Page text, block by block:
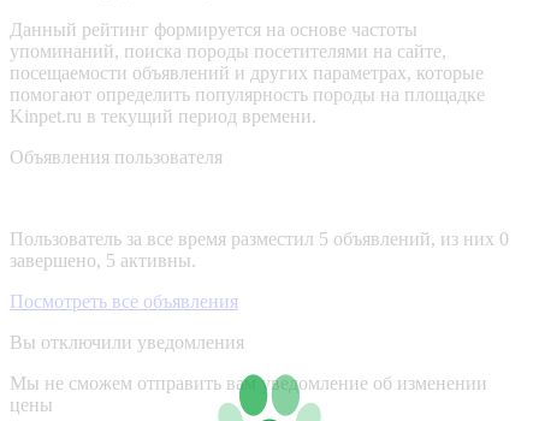
Данный рейтинг формируется на основе частоты
упоминаний, поиска породы посетителями на сайте,
посещаемости объявлений и других параметрах, которые
помогают определить популярность породы на площадке
Kinpet.ru в текущий период времени.
Объявления пользователя
Пользователь за все время разместил 5 объявлений, из них 0
завершено, 5 активны.
Посмотреть все объявления
Вы отключили уведомления
Мы не сможем отправить вам уведомление об изменении
цены